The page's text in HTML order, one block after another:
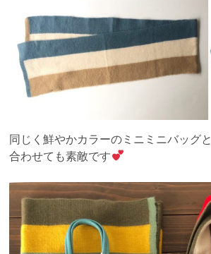
同じく鮮やかカラーのミニミニバッグと
合わせても素敵です